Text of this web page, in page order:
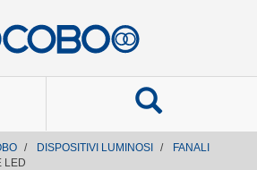
DISPOSITIVI LUMINOSI
FANALI
LED